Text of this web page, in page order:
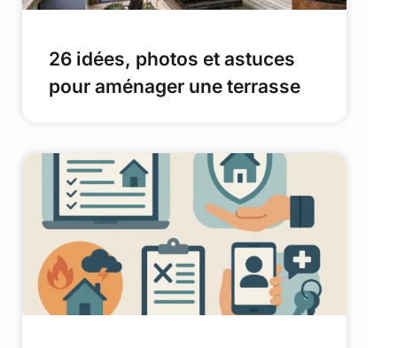
26 idées, photos et astuces
pour aménager une terrasse